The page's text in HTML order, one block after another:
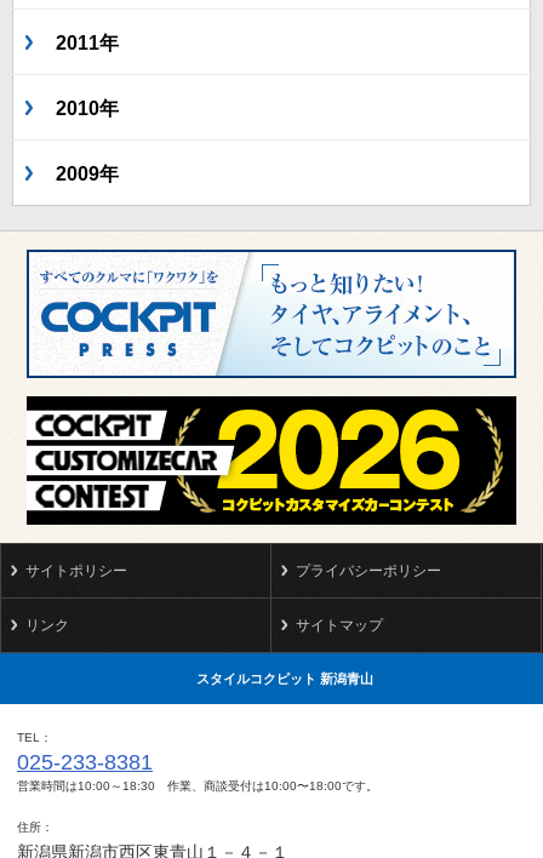
2011年
2010年
2009年
サイトポリシー プライバシーポリシー
リンク サイトマップ
スタイルコクピット 新潟青山
TEL
025-233-8381
営業時間は10:00～18:30 作業、商談受付は10:00〜18:00です。
住所
新潟県新潟市西区東青山１－４－１